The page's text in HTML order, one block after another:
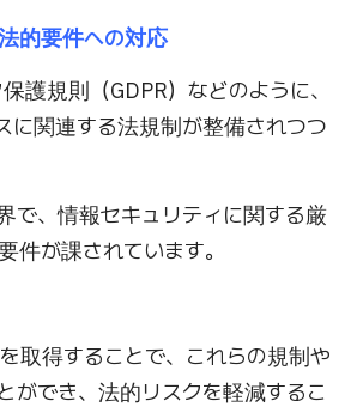
的要件への対応
護規則（GDPR）などのように、
に関連する法規制が整備されつつ
で、情報セキュリティに関する厳
件が課されています。
取得することで、これらの規制や
ができ、法的リスクを軽減するこ